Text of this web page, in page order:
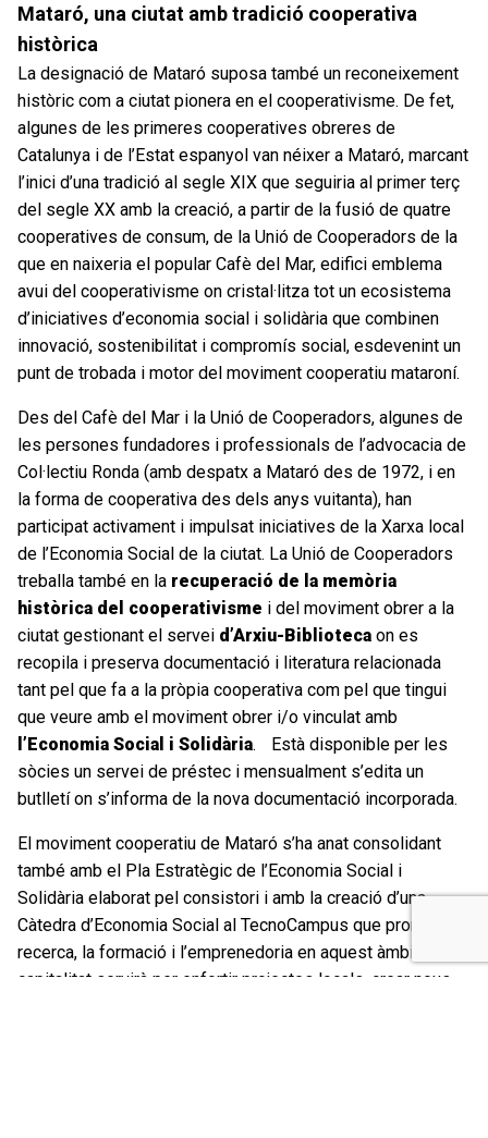
Mataró, una ciutat amb tradició cooperativa
històrica
La designació de Mataró suposa també un reconeixement
històric com a ciutat pionera en el cooperativisme. De fet,
algunes de les primeres cooperatives obreres de
Catalunya i de l’Estat espanyol van néixer a Mataró, marcant
l’inici d’una tradició al segle XIX que seguiria al primer terç
del segle XX amb la creació, a partir de la fusió de quatre
cooperatives de consum, de la Unió de Cooperadors de la
que en naixeria el popular Cafè del Mar, edifici emblema
avui del cooperativisme on cristal·litza tot un ecosistema
d’iniciatives d’economia social i solidària que combinen
innovació, sostenibilitat i compromís social, esdevenint un
punt de trobada i motor del moviment cooperatiu mataroní.
Des del Cafè del Mar i la Unió de Cooperadors, algunes de
les persones fundadores i professionals de l’advocacia de
Col·lectiu Ronda (amb despatx a Mataró des de 1972, i en
la forma de cooperativa des dels anys vuitanta), han
participat activament i impulsat iniciatives de la Xarxa local
de l’Economia Social de la ciutat. La Unió de Cooperadors
treballa també en la recuperació de la memòria
històrica del cooperativisme i del moviment obrer a la
ciutat gestionant el servei d’Arxiu-Biblioteca on es
recopila i preserva documentació i literatura relacionada
tant pel que fa a la pròpia cooperativa com pel que tingui
que veure amb el moviment obrer i/o vinculat amb
l’Economia Social i Solidària. Està disponible per les
sòcies un servei de préstec i mensualment s’edita un
butlletí on s’informa de la nova documentació incorporada.
El moviment cooperatiu de Mataró s’ha anat consolidant
també amb el Pla Estratègic de l’Economia Social i
Solidària elaborat pel consistori i amb la creació d’una
Càtedra d’Economia Social al TecnoCampus que promou la
recerca, la formació i l’emprenedoria en aquest àmbit. La
capitalitat servirà per enfortir projectes locals, crear nous